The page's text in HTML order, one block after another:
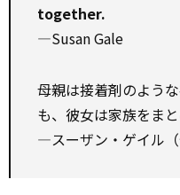
together.
—Susan Gale
母親は接着剤のよう
も、彼女は家族をまと
―スーザン・ゲイル（